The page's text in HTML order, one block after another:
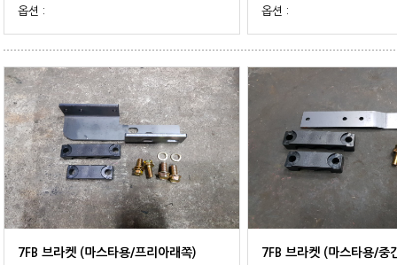
옵션 :
옵션 :
7FB 브라켓 (마스타용/프리아래쪽)
7FB 브라켓 (마스타용/중